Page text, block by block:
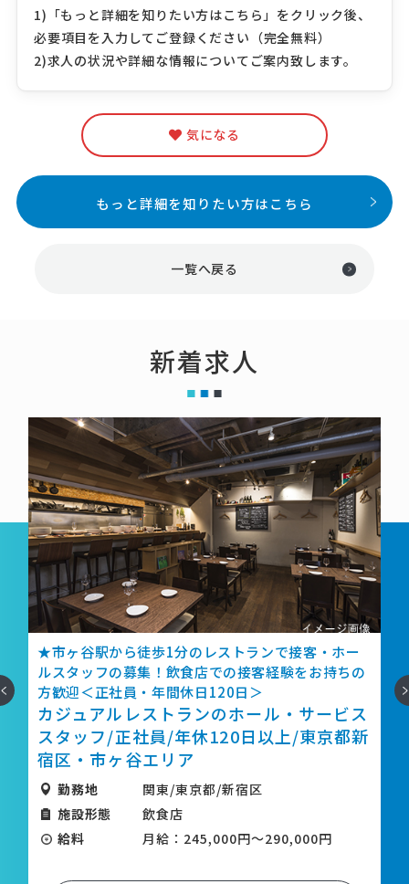
1)「もっと詳細を知りたい方はこちら」をクリック後、
必要項目を入力してご登録ください（完全無料）
2)求人の状況や詳細な情報についてご案内致します。
気になる
もっと詳細を知りたい方はこちら
一覧へ戻る
新着求人
★市ヶ谷駅から徒歩1分のレストランで接客・ホー
ルスタッフの募集！飲食店での接客経験をお持ちの
方歓迎＜正社員・年間休日120日＞
カジュアルレストランのホール・サービス
スタッフ/正社員/年休120日以上/東京都新
宿区・市ヶ谷エリア
勤務地
関東/東京都/新宿区
施設形態
飲食店
給料
月給：245,000円～290,000円
次